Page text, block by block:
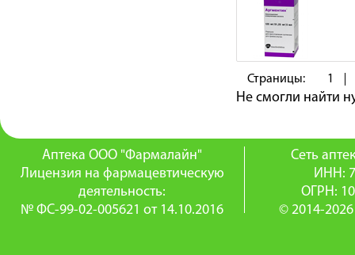
Страницы: 1
Не смогли найти
Аптека ООО "Фармалайн"
Лицензия на фармацевтическую
деятельность:
№ ФС-99-02-005621 от 14.10.2016
Сеть
ИНН:
ОГРН:
© 2014-